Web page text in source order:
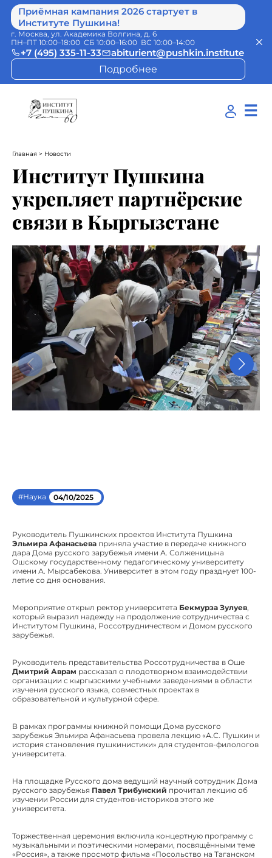
Приёмная кампания 2026 стартует в
Институте Пушкина!
г. Москва, ул. Академика Волгина, д. 6
ПН–ПТ 10:00–18:00 СБ 10:00–16:00 ВС 10:00–14:00
+7 (495) 335-11-33
abiturient@pushkin.institute
Подробнее
☰
Главная > Новости
Институт Пушкина
укрепляет партнёрские
связи в Кыргызстане
#Наука 04/10/2025
Руководитель Пушкинских проектов Института Пушкина
Эльмира Афанасьева приняла участие в передаче книжного
дара Дома русского зарубежья имени А. Солженицына
Ошскому государственному педагогическому университету
имени А. Мырсабекова. Университет в этом году празднует 100-
летие со дня основания.
Мероприятие открыл ректор университета Бекмурза Зулуев,
который выразил надежду на продолжение сотрудничества с
Институтом Пушкина, Россотрудничеством и Домом русского
зарубежья.
Руководитель представительства Россотрудничества в Оше
Дмитрий Аврам рассказал о плодотворном взаимодействии
организации с кыргызскими учебными заведениями в области
изучения русского языка, совместных проектах в
образовательной и культурной сфере.
В рамках программы книжной помощи Дома русского
зарубежья Эльмира Афанасьева провела лекцию «А.С. Пушкин и
история становления пушкинистики» для студентов-филологов
университета.
На площадке Русского дома ведущий научный сотрудник Дома
русского зарубежья Павел Трибунский прочитал лекцию об
изучении России для студентов-историков этого же
университета.
Торжественная церемония включила концертную программу с
музыкальными и поэтическими номерами, посвящёнными теме
«Россия», а также просмотр фильма «Посольство на Таганском